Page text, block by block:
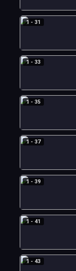
1 - 31
1 - 33
1 - 35
1 - 37
1 - 39
1 - 41
1 - 43